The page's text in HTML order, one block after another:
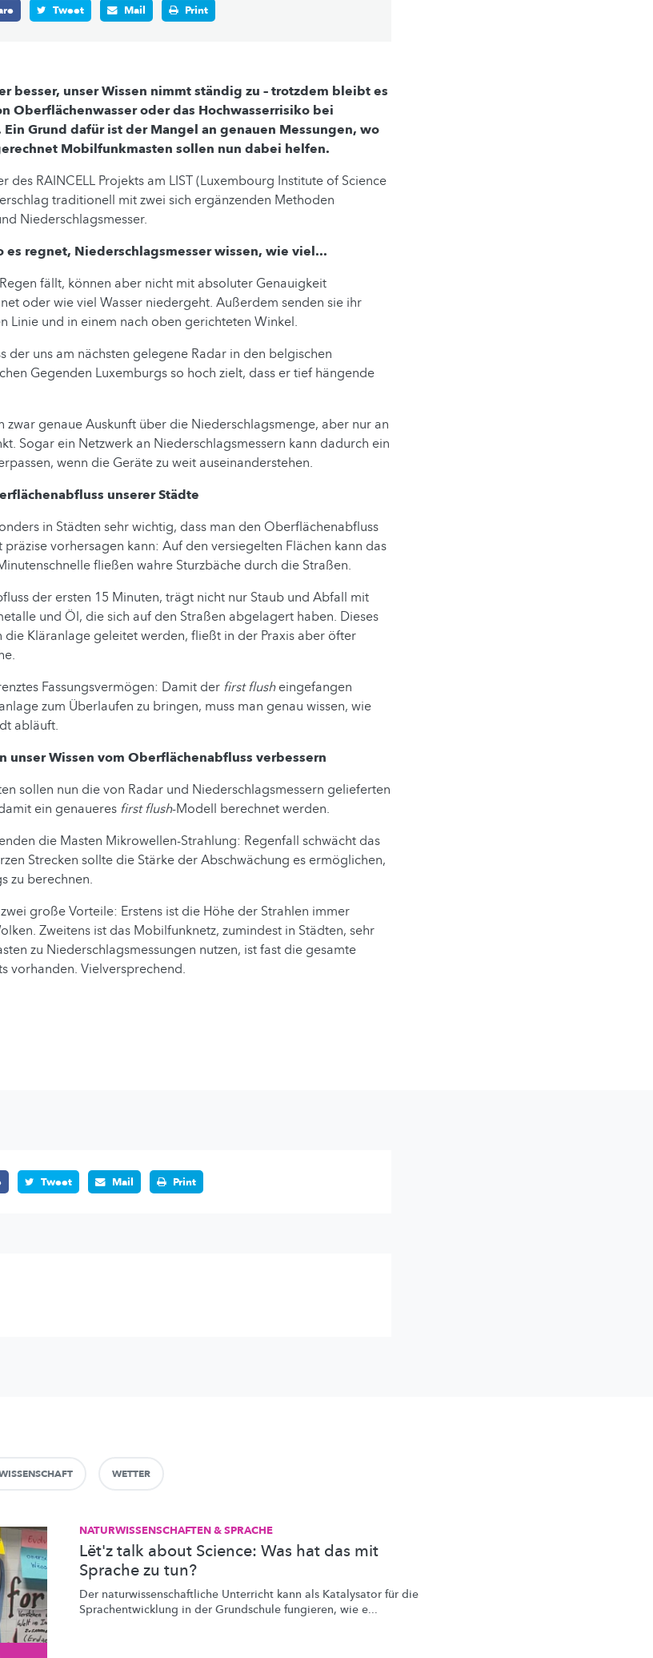
Tweet Mail Print
besser, unser Wissen nimmt ständig zu – trotzdem bleibt es
Oberflächenwasser oder das Hochwasserrisiko bei
Grund dafür ist der Mangel an genauen Messungen, wo
Mobilfunkmasten sollen nun dabei helfen.
des RAINCELL Projekts am LIST (Luxembourg Institute of Science
traditionell mit zwei sich ergänzenden Methoden
Niederschlagsmesser.
es regnet, Niederschlagsmesser wissen, wie viel...
fällt, können aber nicht mit absoluter Genauigkeit
oder wie viel Wasser niedergeht. Außerdem senden sie ihr
Linie und in einem nach oben gerichteten Winkel.
der uns am nächsten gelegene Radar in den belgischen
Gegenden Luxemburgs so hoch zielt, dass er tief hängende
zwar genaue Auskunft über die Niederschlagsmenge, aber nur an
Sogar ein Netzwerk an Niederschlagsmessern kann dadurch ein
wenn die Geräte zu weit auseinanderstehen.
unserer Städte
in Städten sehr wichtig, dass man den Oberflächenabfluss
vorhersagen kann: Auf den versiegelten Flächen kann das
fließen wahre Sturzbäche durch die Straßen.
der ersten 15 Minuten, trägt nicht nur Staub und Abfall mit
und Öl, die sich auf den Straßen abgelagert haben. Dieses
die Kläranlage geleitet werden, fließt in der Praxis aber öfter
Fassungsvermögen: Damit der first flusheingefangen
zum Überlaufen zu bringen, muss man genau wissen, wie
abläuft.
Wissen vom Oberflächenabfluss verbessern
sollen nun die von Radar und Niederschlagsmessern gelieferten
ein genaueres first flush-Modell berechnet werden.
die Masten Mikrowellen-Strahlung: Regenfall schwächt das
Strecken sollte die Stärke der Abschwächung es ermöglichen,
zu berechnen.
große Vorteile: Erstens ist die Höhe der Strahlen immer
Zweitens ist das Mobilfunknetz, zumindest in Städten, sehr
zu Niederschlagsmessungen nutzen, ist fast die gesamte
vorhanden. Vielversprechend.
Tweet Mail Print
WETTER
NATURWISSENSCHAFTEN & SPRACHE
Lët'z talk about Science: Was hat das mit
Sprache zu tun?
Der naturwissenschaftliche Unterricht kann als Katalysator für die
Sprachentwicklung in der Grundschule fungieren, wie e...